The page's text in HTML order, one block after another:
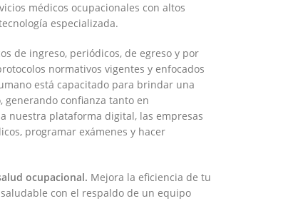
médicos ocupacionales con altos
especializada.
de ingreso, periódicos, de egreso y por
normativos vigentes y enfocados
está capacitado para brindar una
generando confianza tanto en
nuestra plataforma digital, las empresas
programar exámenes y hacer
ocupacional. Mejora la eficiencia de tu
con el respaldo de un equipo